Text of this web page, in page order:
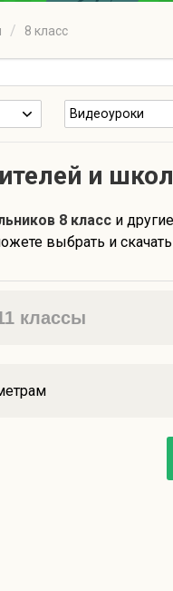
8 класс
Видеоуроки
и
8 класс и
выбрать и
классы